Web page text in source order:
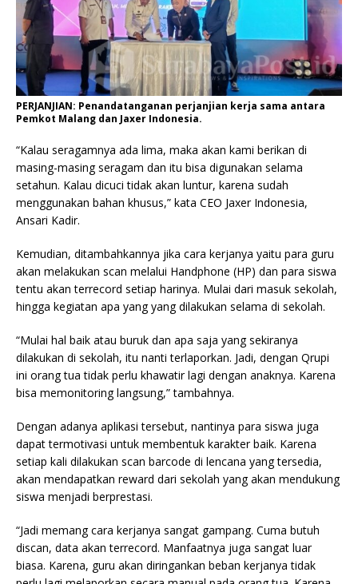
PERJANJIAN: Penandatanganan perjanjian kerja sama antara
Pemkot Malang dan Jaxer Indonesia.
“Kalau seragamnya ada lima, maka akan kami berikan di
masing-masing seragam dan itu bisa digunakan selama
setahun. Kalau dicuci tidak akan luntur, karena sudah
menggunakan bahan khusus,” kata CEO Jaxer Indonesia,
Ansari Kadir.
Kemudian, ditambahkannya jika cara kerjanya yaitu para guru
akan melakukan scan melalui Handphone (HP) dan para siswa
tentu akan terrecord setiap harinya. Mulai dari masuk sekolah,
hingga kegiatan apa yang yang dilakukan selama di sekolah.
“Mulai hal baik atau buruk dan apa saja yang sekiranya
dilakukan di sekolah, itu nanti terlaporkan. Jadi, dengan Qrupi
ini orang tua tidak perlu khawatir lagi dengan anaknya. Karena
bisa memonitoring langsung,” tambahnya.
Dengan adanya aplikasi tersebut, nantinya para siswa juga
dapat termotivasi untuk membentuk karakter baik. Karena
setiap kali dilakukan scan barcode di lencana yang tersedia,
akan mendapatkan reward dari sekolah yang akan mendukung
siswa menjadi berprestasi.
“Jadi memang cara kerjanya sangat gampang. Cuma butuh
discan, data akan terrecord. Manfaatnya juga sangat luar
biasa. Karena, guru akan diringankan beban kerjanya tidak